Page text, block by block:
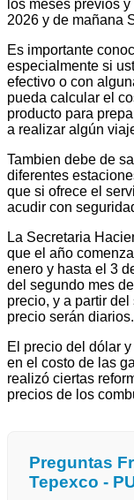
los meses previos
2026 y de mañana
Es importante
especialmente si
efectivo o con
pueda calcular el
producto para
a realizar algún
Tambien debe de
diferentes
que si ofrece el
acudir con
La Secretaria
que el año
enero y hasta el 3
del segundo mes
precio, y a partir
precio serán diarios.
El precio del dólar
en el costo de las
realizó ciertas
precios de los
Preguntas
Tepexco -